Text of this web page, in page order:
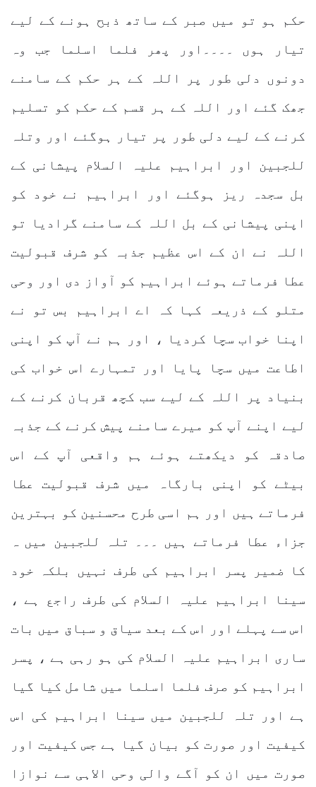
حکم ہو تو میں صبر کے ساتھ ذبح ہونے کے لیے
تیار ہوں ۔۔۔۔اور پھر فلما اسلما جب وہ
دونوں دلی طور پر اللہ کے ہر حکم کے سامنے
جھک گئے اور اللہ کے ہر قسم کے حکم کو تسلیم
کرنے کے لیے دلی طور پر تیار ہوگئے اور وتلہ
للجبین اور ابراہیم علیہ السلام پیشانی کے
بل سجدہ ریز ہوگئے اور ابراہیم نے خود کو
اپنی پیشانی کے بل اللہ کے سامنے گرادیا تو
اللہ نے ان کے اس عظیم جذبہ کو شرف قبولیت
عطا فرماتے ہوئے ابراہیم کو آواز دی اور وحی
متلو کے ذریعہ کہا کہ اے ابراہیم بس تو نے
اپنا خواب سچا کردیا ، اور ہم نے آپ کو اپنی
اطاعت میں سچا پایا اور تمہارے اس خواب کی
بنیاد پر اللہ کے لیے سب کچھ قربان کرنے کے
لیے اپنے آپ کو میرے سامنے پیش کرنے کے جذبہ
صادقہ کو دیکھتے ہوئے ہم واقعی آپ کے اس
بیٹے کو اپنی بارگاہ میں شرف قبولیت عطا
فرماتے ہیں اور ہم اسی طرح محسنین کو بہترین
جزاء عطا فرماتے ہیں ۔۔۔ تلہ للجبین میں ہ
کا ضمیر پسر ابراہیم کی طرف نہیں بلکہ خود
سینا ابراہیم علیہ السلام کی طرف راجع ہے ،
اس سے پہلے اور اس کے بعد سیاق و سباق میں بات
ساری ابراہیم علیہ السلام کی ہو رہی ہے ، پسر
ابراہیم کو صرف فلما اسلما میں شامل کیا گیا
ہے اور تلہ للجبین میں سینا ابراہیم کی اس
کیفیت اور صورت کو بیان گیا ہے جس کیفیت اور
صورت میں ان کو آگے والی وحی الاہی سے نوازا